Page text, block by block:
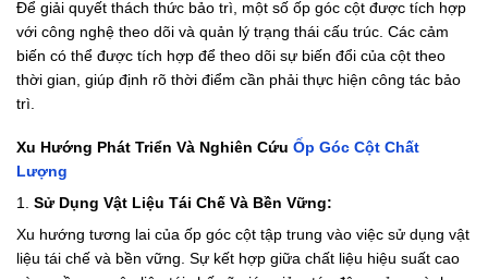
Để giải quyết thách thức bảo trì, một số ốp góc cột được tích hợp
với công nghệ theo dõi và quản lý trạng thái cấu trúc. Các cảm
biến có thể được tích hợp để theo dõi sự biến đổi của cột theo
thời gian, giúp định rõ thời điểm cần phải thực hiện công tác bảo
trì.
Xu Hướng Phát Triển Và Nghiên Cứu Ốp Góc Cột Chất
Lượng
1. Sử Dụng Vật Liệu Tái Chế Và Bền Vững:
Xu hướng tương lai của ốp góc cột tập trung vào việc sử dụng vật
liệu tái chế và bền vững. Sự kết hợp giữa chất liệu hiệu suất cao